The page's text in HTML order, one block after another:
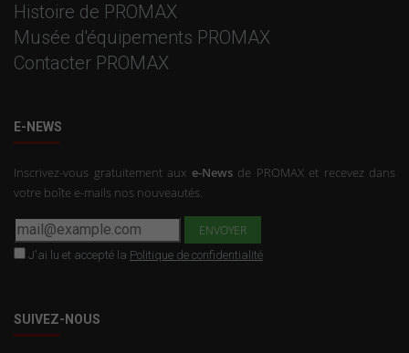
Histoire de PROMAX
Musée d'équipements PROMAX
Contacter PROMAX
E-NEWS
Inscrivez-vous gratuitement aux e-Newsde PROMAX et recevez dans
votre boîte e-mails nos nouveautés.
J'ai lu et accepté la Politique de confidentialité
SUIVEZ-NOUS